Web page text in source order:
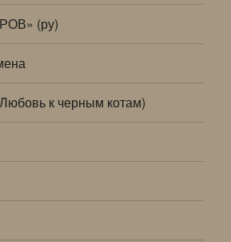
(ру)
к черным котам)